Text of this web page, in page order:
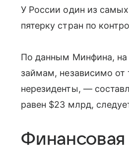
У России один из
пятерку стран по
По данным Минфина, на
займам, независимо от
нерезиденты, —
равен $23 млрд,
Финансовая